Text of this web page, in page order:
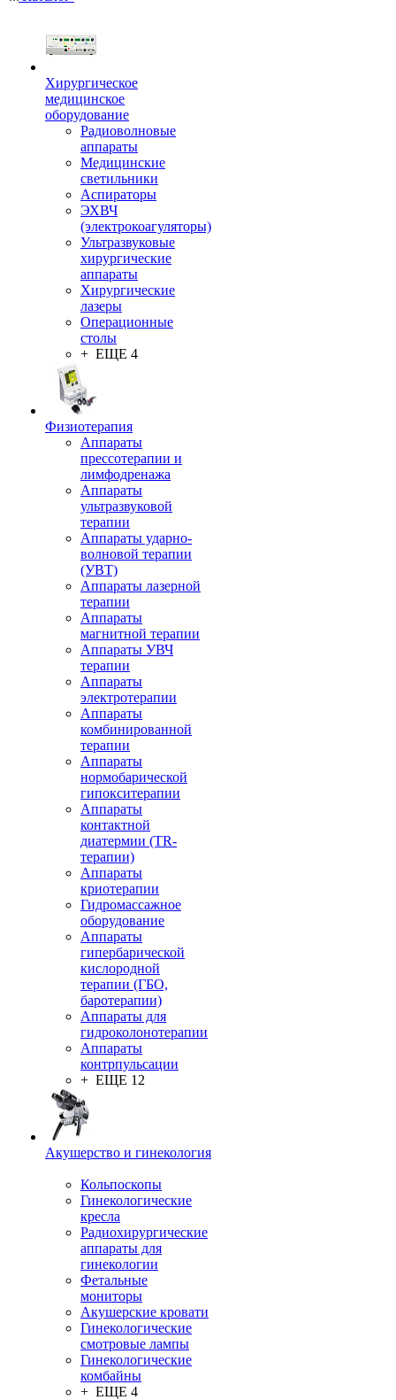
Хирургическое
медицинское
оборудование
Радиоволновые
аппараты
Медицинские
светильники
Аспираторы
ЭХВЧ
(электрокоагуляторы)
Ультразвуковые
хирургические
аппараты
Хирургические
лазеры
Операционные
столы
+ ЕЩЕ 4
Физиотерапия
Аппараты
прессотерапии и
лимфодренажа
Аппараты
ультразвуковой
терапии
Аппараты ударно-
волновой терапии
(УВТ)
Аппараты лазерной
терапии
Аппараты
магнитной терапии
Аппараты УВЧ
терапии
Аппараты
электротерапии
Аппараты
комбинированной
терапии
Аппараты
нормобарической
гипокситерапии
Аппараты
контактной
диатермии (TR-
терапии)
Аппараты
криотерапии
Гидромассажное
оборудование
Аппараты
гипербарической
кислородной
терапии (ГБО,
баротерапии)
Аппараты для
гидроколонотерапии
Аппараты
контрпульсации
+ ЕЩЕ 12
Акушерство и гинекология
Кольпоскопы
Гинекологические
кресла
Радиохирургические
аппараты для
гинекологии
Фетальные
мониторы
Акушерские кровати
Гинекологические
смотровые лампы
Гинекологические
комбайны
+ ЕЩЕ 4